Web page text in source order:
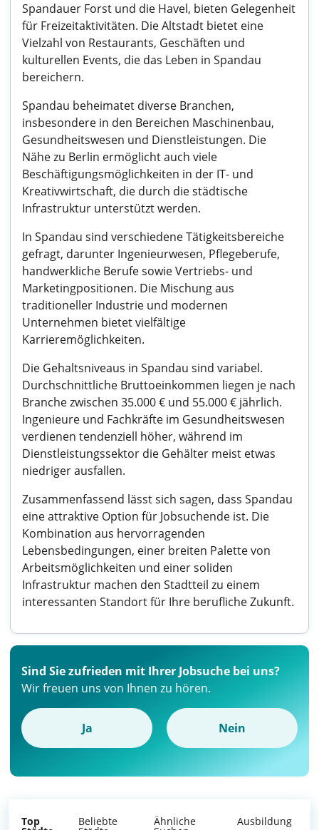
Spandauer Forst und die Havel, bieten Gelegenheit
für Freizeitaktivitäten. Die Altstadt bietet eine
Vielzahl von Restaurants, Geschäften und
kulturellen Events, die das Leben in Spandau
bereichern.
Spandau beheimatet diverse Branchen,
insbesondere in den Bereichen Maschinenbau,
Gesundheitswesen und Dienstleistungen. Die
Nähe zu Berlin ermöglicht auch viele
Beschäftigungsmöglichkeiten in der IT- und
Kreativwirtschaft, die durch die städtische
Infrastruktur unterstützt werden.
In Spandau sind verschiedene Tätigkeitsbereiche
gefragt, darunter Ingenieurwesen, Pflegeberufe,
handwerkliche Berufe sowie Vertriebs- und
Marketingpositionen. Die Mischung aus
traditioneller Industrie und modernen
Unternehmen bietet vielfältige
Karrieremöglichkeiten.
Die Gehaltsniveaus in Spandau sind variabel.
Durchschnittliche Bruttoeinkommen liegen je nach
Branche zwischen 35.000 € und 55.000 € jährlich.
Ingenieure und Fachkräfte im Gesundheitswesen
verdienen tendenziell höher, während im
Dienstleistungssektor die Gehälter meist etwas
niedriger ausfallen.
Zusammenfassend lässt sich sagen, dass Spandau
eine attraktive Option für Jobsuchende ist. Die
Kombination aus hervorragenden
Lebensbedingungen, einer breiten Palette von
Arbeitsmöglichkeiten und einer soliden
Infrastruktur machen den Stadtteil zu einem
interessanten Standort für Ihre berufliche Zukunft.
Sind Sie zufrieden mit Ihrer Jobsuche bei uns?
Wir freuen uns von Ihnen zu hören.
Ja Nein
Top Beliebte Ähnliche Ausbildung